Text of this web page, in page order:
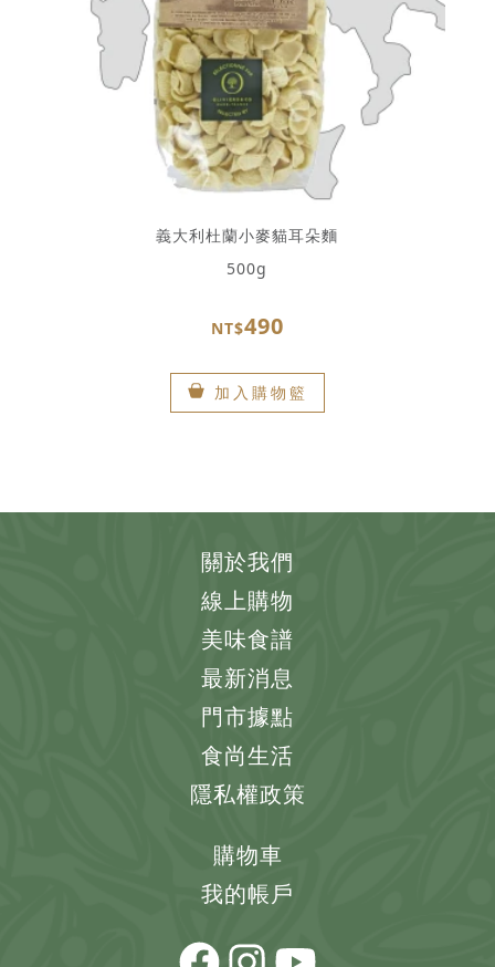
義大利杜蘭小麥貓耳朵麵
500g
NT$490
加入購物籃
關於我們
線上購物
美味食譜
最新消息
門市據點
食尚生活
隱私權政策
購物車
我的帳戶